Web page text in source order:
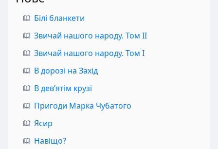
Білі бланкети
Звичай нашого народу. Том II
Звичай нашого народу. Том I
В дорозі на Захід
В дев’ятім крузі
Пригоди Марка Чубатого
Ясир
Навіщо?